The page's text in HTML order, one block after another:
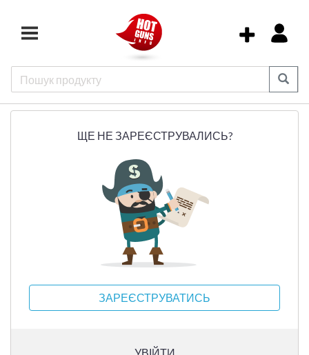
ЩЕ НЕ ЗАРЕЄСТРУВАЛИСЬ?
ЗАРЕЄСТРУВАТИСЬ